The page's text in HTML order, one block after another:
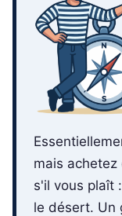
mais
s'il vous plaît
le désert. Un